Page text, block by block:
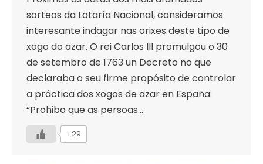
sorteos da Lotaría Nacional, consideramos
interesante indagar nas orixes deste tipo de
xogo do azar. O rei Carlos III promulgou o 30
de setembro de 1763 un Decreto no que
declaraba o seu firme propósito de controlar
a práctica dos xogos de azar en España:
“Prohibo que as persoas…
+29